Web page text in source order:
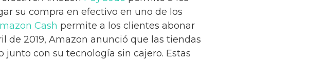
su compra en efectivo en uno de los
Cash permite a los clientes abonar
de 2019, Amazon anunció que las tiendas
con su tecnología sin cajero. Estas